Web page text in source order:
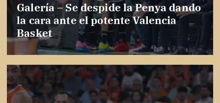
Galería – Se despide la Penya dando
la cara ante el potente Valencia
Basket